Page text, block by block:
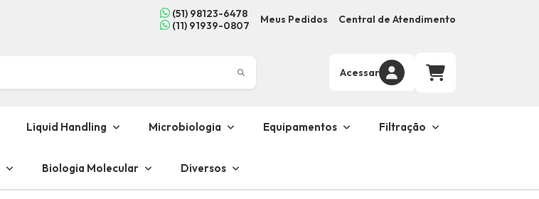
(51) 98123-6478
(11) 91939-0807
Meus Pedidos Central de Atendimento
Acessar
Liquid Handling Microbiologia Equipamentos Filtração
Biologia Molecular Diversos